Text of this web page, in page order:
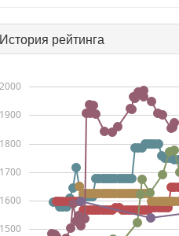
История рейтинга
1500
1600
1700
1800
1900
2000